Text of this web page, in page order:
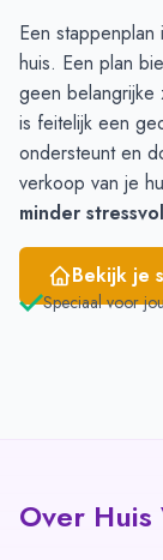
April
6
Mei
7
Juni
3
Een stappenplan
huis. Een plan
geen belangrijke
is feitelijk een
ondersteunt en
verkoop van je
minder stressvol
Bekijk je
Speciaal voor
Over